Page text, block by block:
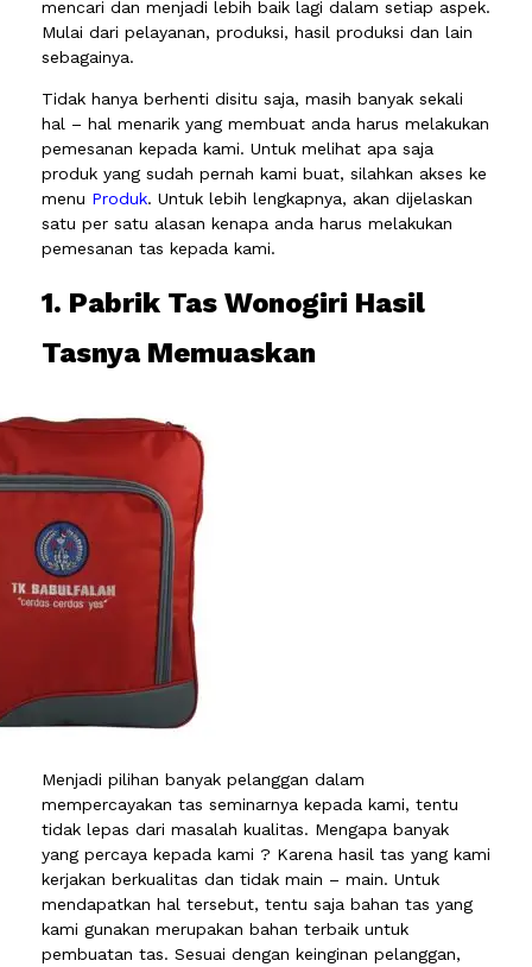
mencari dan menjadi lebih baik lagi dalam setiap aspek.
Mulai dari pelayanan, produksi, hasil produksi dan lain
sebagainya.
Tidak hanya berhenti disitu saja, masih banyak sekali
hal – hal menarik yang membuat anda harus melakukan
pemesanan kepada kami. Untuk melihat apa saja
produk yang sudah pernah kami buat, silahkan akses ke
menu Produk. Untuk lebih lengkapnya, akan dijelaskan
satu per satu alasan kenapa anda harus melakukan
pemesanan tas kepada kami.
1. Pabrik Tas Wonogiri Hasil
Tasnya Memuaskan
Menjadi pilihan banyak pelanggan dalam
mempercayakan tas seminarnya kepada kami, tentu
tidak lepas dari masalah kualitas. Mengapa banyak
yang percaya kepada kami ? Karena hasil tas yang kami
kerjakan berkualitas dan tidak main – main. Untuk
mendapatkan hal tersebut, tentu saja bahan tas yang
kami gunakan merupakan bahan terbaik untuk
pembuatan tas. Sesuai dengan keinginan pelanggan,